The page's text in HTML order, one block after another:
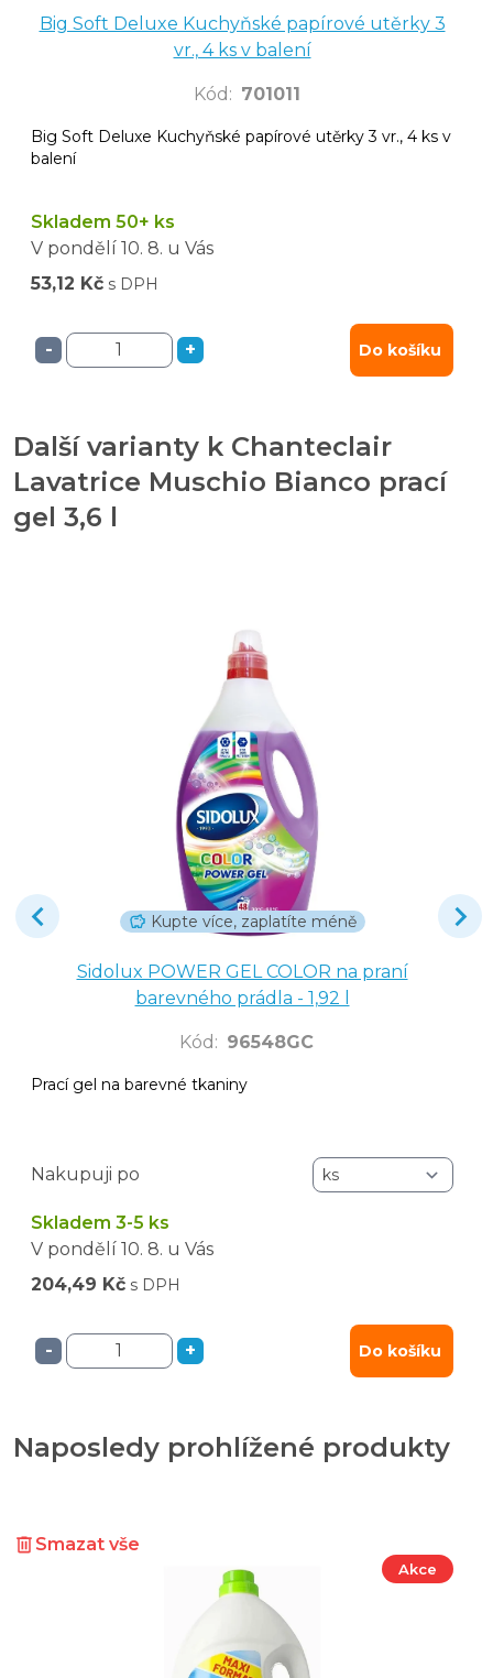
Big Soft Deluxe Kuchyňské papírové utěrky 3
vr., 4 ks v balení
Kód : 701011
Big Soft Deluxe Kuchyňské papírové utěrky 3 vr., 4 ks v
balení
Skladem 50+ ks
V pondělí 10. 8. u Vás
53,12 Kč s DPH
- + Do košíku
Další varianty k Chanteclair
Lavatrice Muschio Bianco prací
gel 3,6 l
Kupte více, zaplatíte méně
Sidolux POWER GEL COLOR na praní
barevného prádla - 1,92 l
Kód : 96548GC
Prací gel na barevné tkaniny
Nakupuji po
Skladem 3-5 ks
V pondělí 10. 8. u Vás
204,49 Kč s DPH
- + Do košíku
Naposledy prohlížené produkty
Smazat vše
Akce